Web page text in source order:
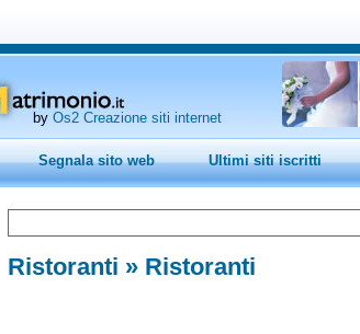
by Os2 Creazione siti internet
Segnala sito web Ultimi siti iscritti
Ristoranti » Ristoranti